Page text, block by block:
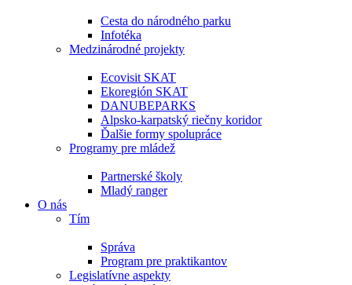
Cesta do národného parku
Infotéka
Medzinárodné projekty
Ecovisit SKAT
Ekoregión SKAT
DANUBEPARKS
Alpsko-karpatský riečny koridor
Ďalšie formy spolupráce
Programy pre mládež
Partnerské školy
Mladý ranger
O nás
Tím
Správa
Program pre praktikantov
Legislatívne aspekty